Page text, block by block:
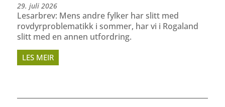
29. juli 2026
Lesarbrev: Mens andre fylker har slitt med
rovdyrproblematikk i sommer, har vi i Rogaland
slitt med en annen utfordring.
LES MEIR